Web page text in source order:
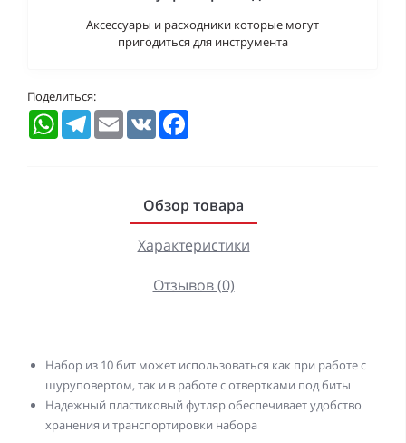
Аксессуары и расходники которые могут
пригодиться для инструмента
Поделиться:
WhatsAppTelegramEmail VK
Обзор товара
Характеристики
Отзывов (0)
Набор из 10 бит может использоваться как при работе с
шуруповертом, так и в работе с отвертками под биты
Надежный пластиковый футляр обеспечивает удобство
хранения и транспортировки набора